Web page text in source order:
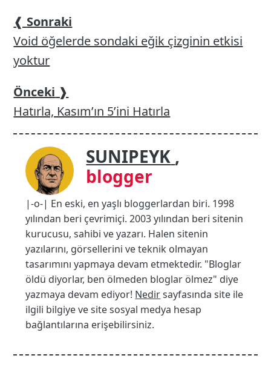
❰ Sonraki
Void öğelerde sondaki eğik çizginin etkisi
yoktur
Önceki ❱
Hatırla, Kasım’ın 5’ini Hatırla
SUNIPEYK ,
blogger
|-o-| En eski, en yaşlı bloggerlardan biri. 1998
yılından beri çevrimiçi. 2003 yılından beri sitenin
kurucusu, sahibi ve yazarı. Halen sitenin
yazılarını, görsellerini ve teknik olmayan
tasarımını yapmaya devam etmektedir. "Bloglar
öldü diyorlar, ben ölmeden bloglar ölmez" diye
yazmaya devam ediyor! Nedirsayfasında site ile
ilgili bilgiye ve site sosyal medya hesap
bağlantılarına erişebilirsiniz.